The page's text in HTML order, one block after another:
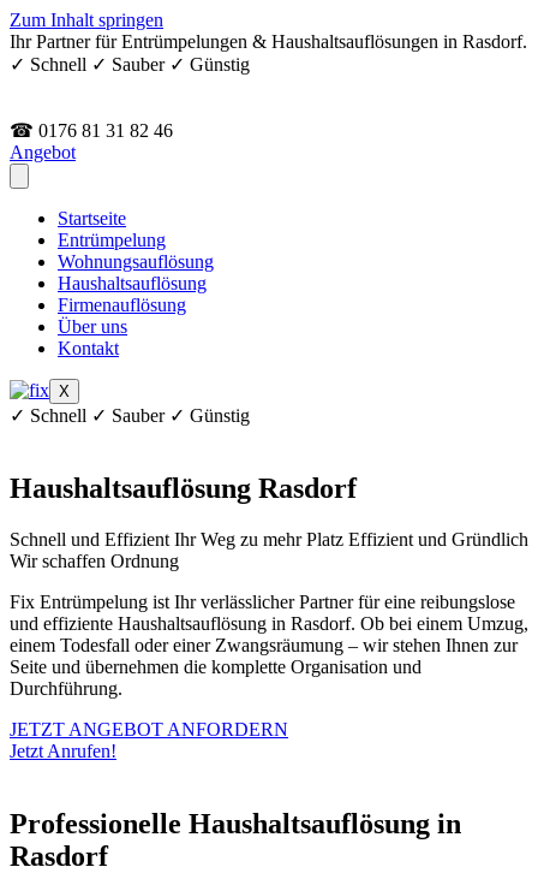
Zum Inhalt springen
Ihr Partner für Entrümpelungen & Haushaltsauflösungen in Rasdorf.
✓ Schnell ✓ Sauber ✓ Günstig
☎ 0176 81 31 82 46
Angebot
Startseite
Entrümpelung
Wohnungsauflösung
Haushaltsauflösung
Firmenauflösung
Über uns
Kontakt
X
✓ Schnell ✓ Sauber ✓ Günstig
Haushaltsauflösung Rasdorf
Schnell und Effizient Ihr Weg zu mehr Platz Effizient und Gründlich
Wir schaffen Ordnung
Fix Entrümpelung ist Ihr verlässlicher Partner für eine reibungslose
und effiziente Haushaltsauflösung in Rasdorf. Ob bei einem Umzug,
einem Todesfall oder einer Zwangsräumung – wir stehen Ihnen zur
Seite und übernehmen die komplette Organisation und
Durchführung.
JETZT ANGEBOT ANFORDERN
Jetzt Anrufen!
Professionelle Haushaltsauflösung in
Rasdorf